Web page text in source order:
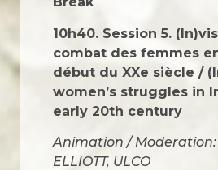
10h40. Session 5.
combat des femmes
début du XXe siècle /
women’s struggles in
early 20th century
Animation /
ELLIOTT, ULCO